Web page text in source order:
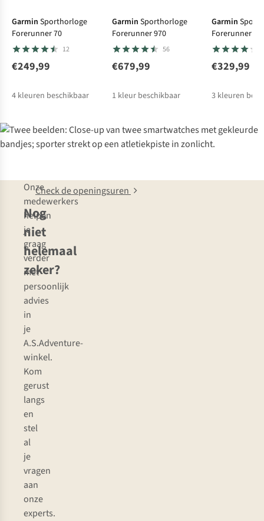
Garmin Sporthorloge
Forerunner 70
12
€249,99
4 kleuren beschikbaar
Garmin Sporthorloge
Forerunner 970
56
€679,99
1 kleur beschikbaar
Garmin
Forerunner
€329,99
3 kleuren
Nog
niet
helemaal
zeker?
Onze
medewerkers
helpen
je
graag
verder
met
persoonlijk
advies
in
je
A.S.Adventure-
winkel.
Kom
gerust
langs
en
stel
al
je
vragen
aan
onze
experts.
Check de openingsuren